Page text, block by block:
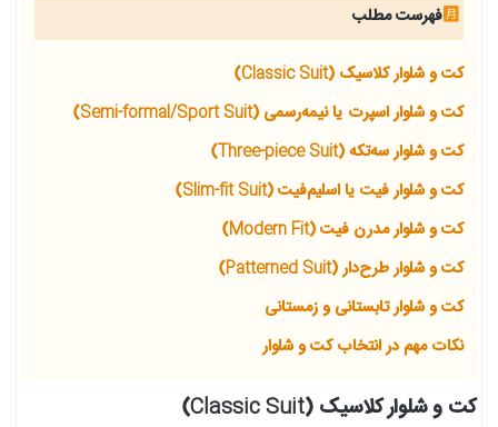
فهرست مطلب
کت و شلوار کلاسیک (Classic Suit)
کت و شلوار اسپرت یا نیمه‌رسمی (Semi-formal/Sport Suit)
کت و شلوار سه‌تکه (Three-piece Suit)
کت و شلوار فیت یا اسلیم‌فیت (Slim-fit Suit)
کت و شلوار مدرن فیت (Modern Fit)
کت و شلوار طرح‌دار (Patterned Suit)
کت و شلوار تابستانی و زمستانی
نکات مهم در انتخاب کت و شلوار
کت و شلوار کلاسیک (Classic Suit)